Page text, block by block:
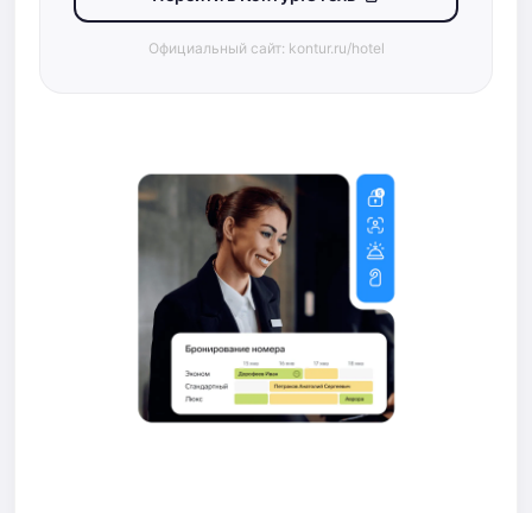
Официальный сайт: kontur.ru/hotel